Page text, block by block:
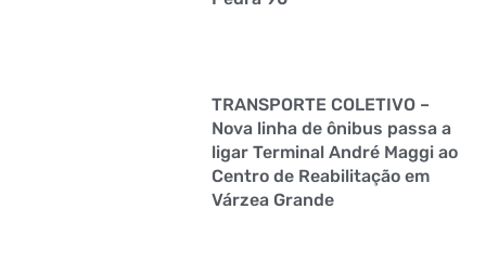
TRANSPORTE COLETIVO –
Nova linha de ônibus passa a
ligar Terminal André Maggi ao
Centro de Reabilitação em
Várzea Grande